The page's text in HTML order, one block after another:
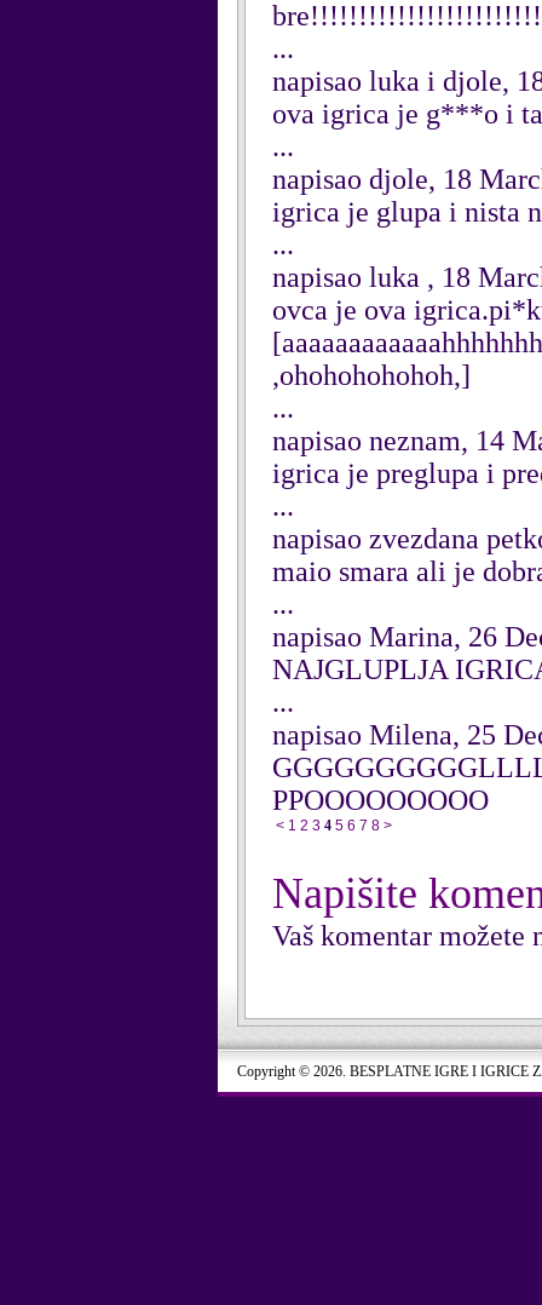
...
napisao luka i djole,
ova igrica je g***o i
...
napisao djole, 18
igrica je glupa i nista
...
napisao luka , 18
ovca je ova
,ohohohohohoh,]
...
napisao neznam, 14
igrica je preglupa i
...
napisao zvezdana
maio smara ali je
...
napisao Marina, 26
NAJGLUPLJA
...
napisao Milena, 25
PPOOOOOOOOO
< 1 2 3 4 5 6 7 8 >
Napišite
Vaš komentar možete
Copyright © 2026. BESPLATNE IGRE I IGRICE